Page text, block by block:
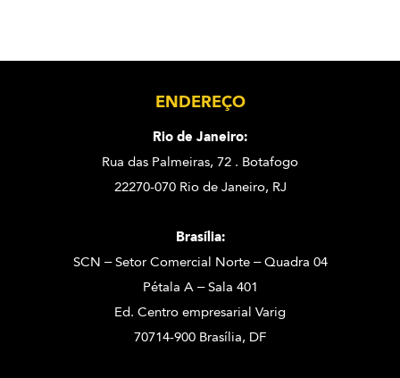
ENDEREÇO
Rio de Janeiro:
Rua das Palmeiras, 72 . Botafogo
22270-070 Rio de Janeiro, RJ
Brasília:
SCN – Setor Comercial Norte – Quadra 04
Pétala A – Sala 401
Ed. Centro empresarial Varig
70714-900 Brasília, DF